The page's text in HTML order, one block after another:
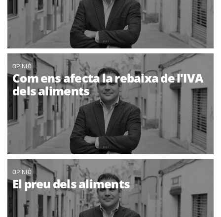
OPINIÓ
Com ens afecta la rebaixa de l'IVA
dels aliments
OPINIÓ
El preu dels aliments